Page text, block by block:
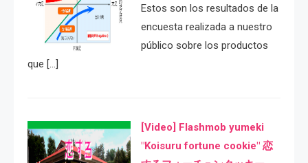
Estos son los resultados de la
encuesta realizada a nuestro
público sobre los productos
que […]
[Video] Flashmob yumeki
"Koisuru fortune cookie" 恋